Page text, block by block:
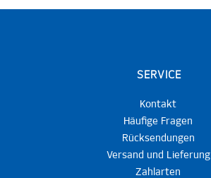
SERVICE
Kontakt
Häufige Fragen
Rücksendungen
Versand und Lieferung
Zahlarten